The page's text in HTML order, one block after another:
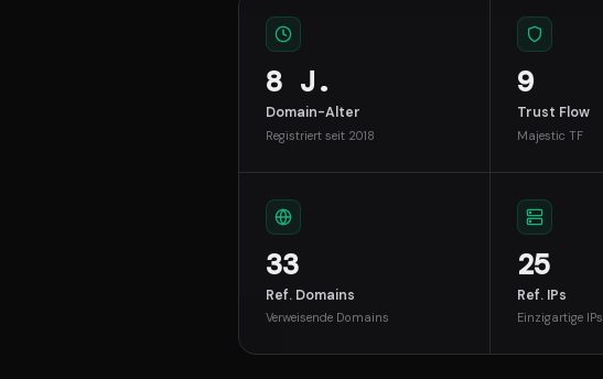
8 J.
Domain-Alter
Registriert seit 2018
9
Trust Flow
Majestic TF
33
Ref. Domains
Verweisende Domains
25
Ref. IPs
Einzigartige IPs